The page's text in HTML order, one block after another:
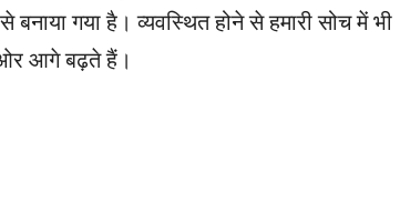
गया है। व्यवस्थित होने से हमारी सोच में भी
आगे बढ़ते हैं।